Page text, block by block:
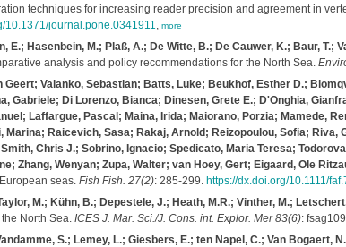
techniques for increasing reader precision and agreement in
10.1371/journal.pone.0341911, more
E.; Hasenbein, M.; Plaß, A.; De Witte, B.; De Cauwer, K.; Baur, T.;
analysis and policy recommendations for the North Sea.
Geert; Valanko, Sebastian; Batts, Luke; Beukhof, Esther D.;
Gabriele; Di Lorenzo, Bianca; Dinesen, Grete E.; D'Onghia,
Laffargue, Pascal; Maina, Irida; Maiorano, Porzia; Mamede,
Marina; Raicevich, Sasa; Rakaj, Arnold; Reizopoulou, Sofia;
Chris J.; Sobrino, Ignacio; Spedicato, Maria Teresa;
Zhang, Wenyan; Zupa, Walter; van Hoey, Gert; Eigaard, Ole
seas. Fish Fish. 27(2): 285-299. https://dx.doi.org/10.1111/
M.; Kühn, B.; Depestele, J.; Heath, M.R.; Vinther, M.;
North Sea. ICES J. Mar. Sci./J. Cons. int. Explor. Mer 83(6):
S.; Lemey, L.; Giesbers, E.; ten Napel, C.; Van Bogaert,